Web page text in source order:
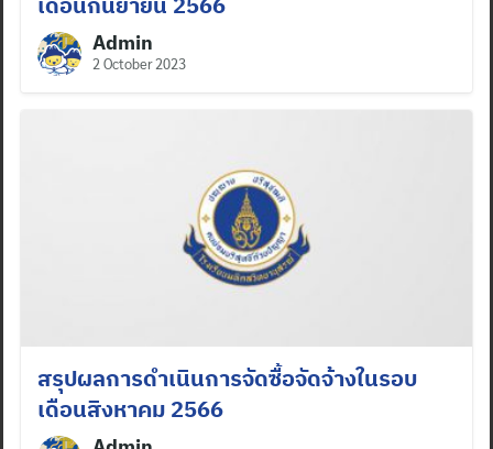
Admin
2 October 2023
สรุปผลการดำเนินการจัดซื้อจัดจ้างในรอบ
เดือนสิงหาคม 2566